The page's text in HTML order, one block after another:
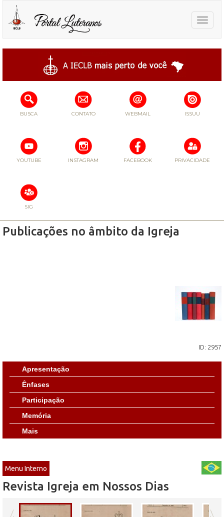
Toggle
BUSCA CONTATO WEBMAIL ISSUU
YOUTUBE INSTAGRAM FACEBOOK PRIVACIDADE
SIG
Publicações no âmbito da Igreja
ID: 2957
Apresentação
Ênfases
Participação
Memória
Mais
Menu Interno
Revista Igreja em Nossos Dias